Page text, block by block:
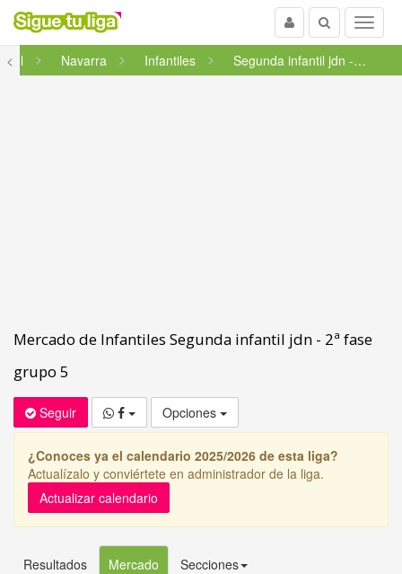
Menu
Buscar
Usuario
<
Navarra Infantiles Segunda infantil jdn - 2ª fas...
Mercado de Infantiles Segunda infantil jdn - 2ª fase
grupo 5
Seguir Opciones
¿Conoces ya el calendario 2025/2026 de esta liga?
Actualízalo y conviértete en administrador de la liga.
Actualizar calendario
Resultados Mercado Secciones